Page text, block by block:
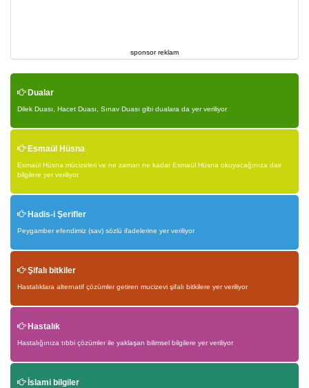
sponsor reklam
Dualar
Dilek Duası, Hacet Duası, Sınav Duası gibi dualara da yer veriliyor
Esmaül Hüsna
Esmaül Hüsna mücizeleri ve ne zaman ne kadar Esmaül Hüsna okuyacağınıza dair
bilgilere yer veriliyor
Hadis-i Şerifler
Peygamber efendimiz (sav) sözlü ifadelerine yer veriliyor
Şifalı bitkiler
Hastalıklara alternatif çözümler getiren mucizevi şifalı bitkilere yer veriliyor
Hastalık
Hastalığınıza tıbbi çözümler ile yaklaşan bilimsel bilgilere yer veriliyor
İslami bilgiler